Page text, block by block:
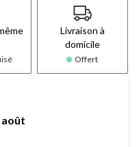
Livraison à
domicile
Offert
août